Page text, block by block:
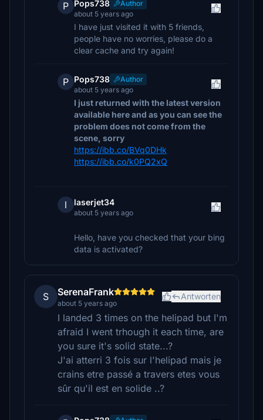
P Pops738
Author
about 5 years ago
I have just visited it with 5 friends,
people have no worries, please do a
clear cache and try again!
P Pops738
Author
about 5 years ago
I just returned with the latest version
available here and as you can see the
problem does not come from the
scene, sorry
https://ibb.co/BVq0DHk
https://ibb.co/k0PQ2xQ
l laserjet34
about 5 years ago
Hello, have you checked that your bing
data is activated?
S SerenaFrank
about 5 years ago
Antworten
I landed 3 times on the helipad but I'm
afraid I went trhough it each time, are
you sure it's solid state...?
J'ai atterri 3 fois sur l'helipad mais je
crains etre passé a travers etes vous
sûr qu'il est en solide ..?